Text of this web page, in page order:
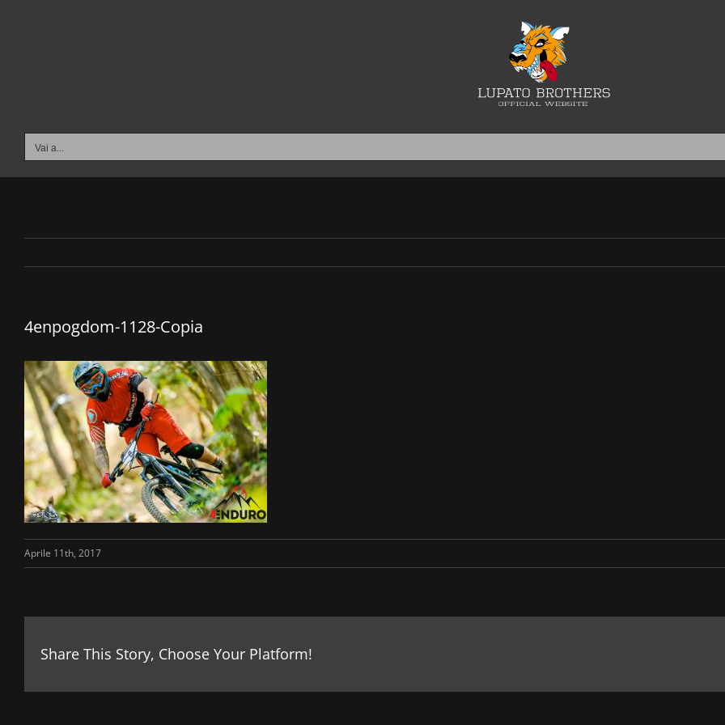
Vai a...
4enpogdom-1128-Copia
Aprile 11th, 2017
Share This Story, Choose Your Platform!